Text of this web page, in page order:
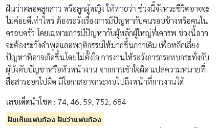
ฝันว่าคลอดลูกสาว หรือลูกผู้หญิง ให้ทายว่า ช่วงนี้จังหวะชีวิตอาจจะ
ไม่ค่อยดีเท่าไหร่ ต้องระวังเรื่องการมีปัญหากับคนรอบข้างหรือคนใน
ครอบครัว โดยเฉพาะการมีปัญหากับผู้หลักผู้ใหญ่ที่เคารพ ช่วงนี้อาจ
จะต้องระวังคำพูดและพฤติกรรมให้มากขึ้นกว่าเดิม เพื่อหลีกเลี่ยง
ปัญหาที่อาจเกิดขึ้นโดยไม่ตั้งใจ การงานให้ระวังการกระทบกระทั่งกับ
ผู้บังคับบัญชาหรือหัวหน้างาน จากการเข้าใจผิด แปลความหมายที่
สื่อสารออกไปผิด มีโอกาสอาจกระทบไปถึงหน้าที่การงานได้
เลขเด็ดนำโชค : 74, 46, 59, 752, 684
ฝันเห็นแฟนท้อง ฝันว่าแฟนท้อง